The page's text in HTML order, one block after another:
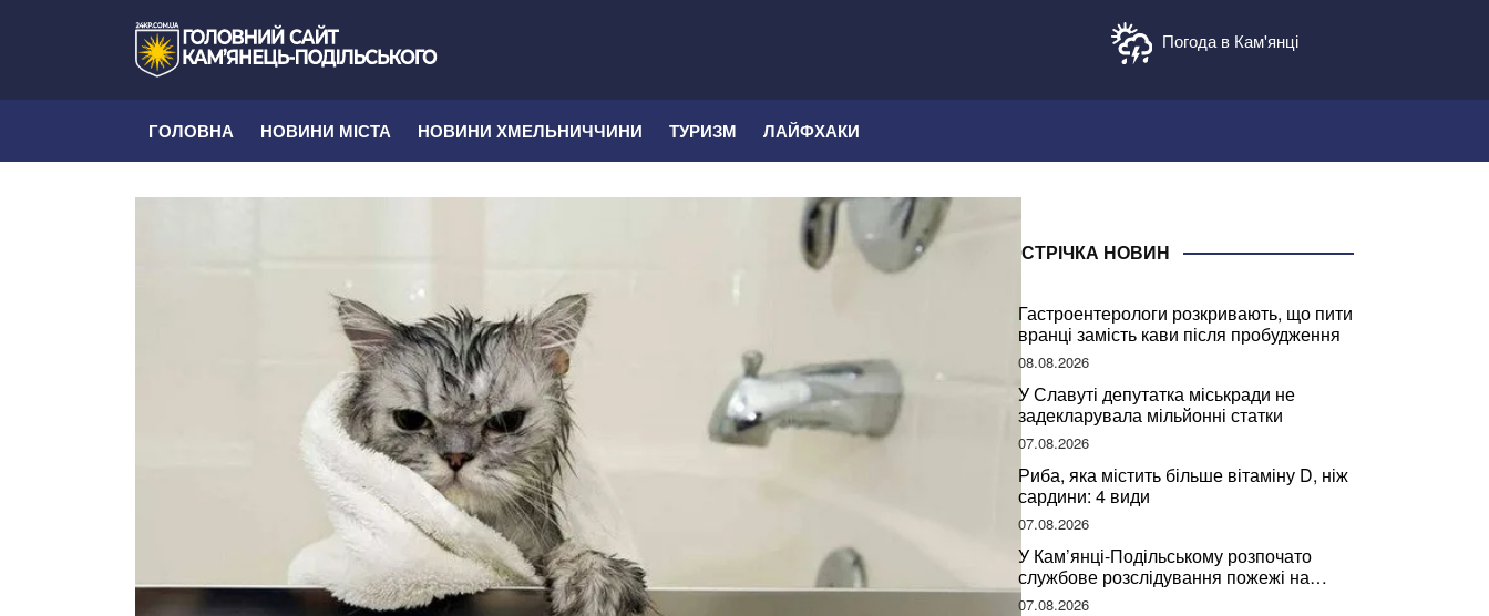
Погода в Кам'янці
ГОЛОВНА НОВИНИ МІСТА НОВИНИ ХМЕЛЬНИЧЧИНИ ТУРИЗМ ЛАЙФХАКИ
СТРІЧКА НОВИН
Гастроентерологи розкривають, що пити
вранці замість кави після пробудження
08.08.2026
У Славуті депутатка міськради не
задекларувала мільйонні статки
07.08.2026
Риба, яка містить більше вітаміну D, ніж
сардини: 4 види
07.08.2026
У Кам’янці-Подільському розпочато
службове розслідування пожежі на
сміттєзвалищі
07.08.2026